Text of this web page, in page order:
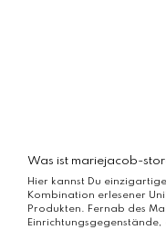
Was ist mariejacob-
Hier kannst Du
Kombination erlesener
Produkten. Fernab des